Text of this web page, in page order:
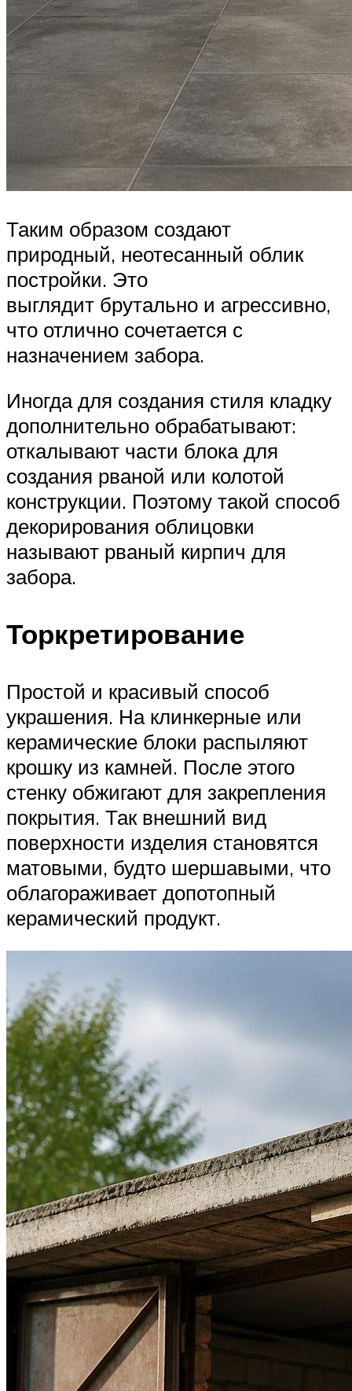
Таким образом создают
природный, неотесанный облик
постройки. Это
выглядит брутально и агрессивно,
что отлично сочетается с
назначением забора.
Иногда для создания стиля кладку
дополнительно обрабатывают:
откалывают части блока для
создания рваной или колотой
конструкции. Поэтому такой способ
декорирования облицовки
называют рваный кирпич для
забора.
Торкретирование
Простой и красивый способ
украшения. На клинкерные или
керамические блоки распыляют
крошку из камней. После этого
стенку обжигают для закрепления
покрытия. Так внешний вид
поверхности изделия становятся
матовыми, будто шершавыми, что
облагораживает допотопный
керамический продукт.